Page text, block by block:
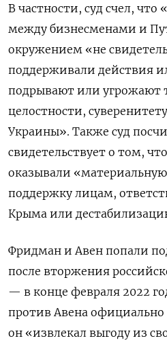
В частности, суд счел, что
между бизнесменами и
окружением «не
поддерживали действия
подрывают или угрожают
целостности,
Украины». Также суд
свидетельствует о том,
оказывали
поддержку лицам,
Крыма или
Фридман и Авен попали
после вторжения
— в конце февраля 2022
против Авена официально
он «извлекал выгоду из